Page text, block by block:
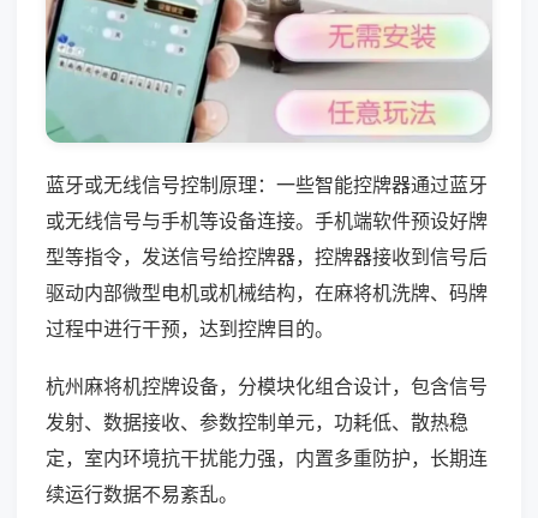
蓝牙或无线信号控制原理：一些智能控牌器通过蓝牙
或无线信号与手机等设备连接。手机端软件预设好牌
型等指令，发送信号给控牌器，控牌器接收到信号后
驱动内部微型电机或机械结构，在麻将机洗牌、码牌
过程中进行干预，达到控牌目的。
杭州麻将机控牌设备，分模块化组合设计，包含信号
发射、数据接收、参数控制单元，功耗低、散热稳
定，室内环境抗干扰能力强，内置多重防护，长期连
续运行数据不易紊乱。